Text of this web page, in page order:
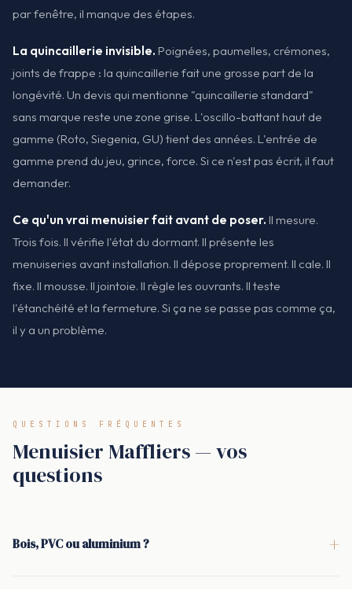
par fenêtre, il manque des étapes.
La quincaillerie invisible. Poignées, paumelles, crémones,
joints de frappe : la quincaillerie fait une grosse part de la
longévité. Un devis qui mentionne "quincaillerie standard"
sans marque reste une zone grise. L'oscillo-battant haut de
gamme (Roto, Siegenia, GU) tient des années. L'entrée de
gamme prend du jeu, grince, force. Si ce n'est pas écrit, il faut
demander.
Ce qu'un vrai menuisier fait avant de poser. Il mesure.
Trois fois. Il vérifie l'état du dormant. Il présente les
menuiseries avant installation. Il dépose proprement. Il cale. Il
fixe. Il mousse. Il jointoie. Il règle les ouvrants. Il teste
l'étanchéité et la fermeture. Si ça ne se passe pas comme ça,
il y a un problème.
QUESTIONS FRÉQUENTES
Menuisier Maffliers — vos
questions
Bois, PVC ou aluminium ? +